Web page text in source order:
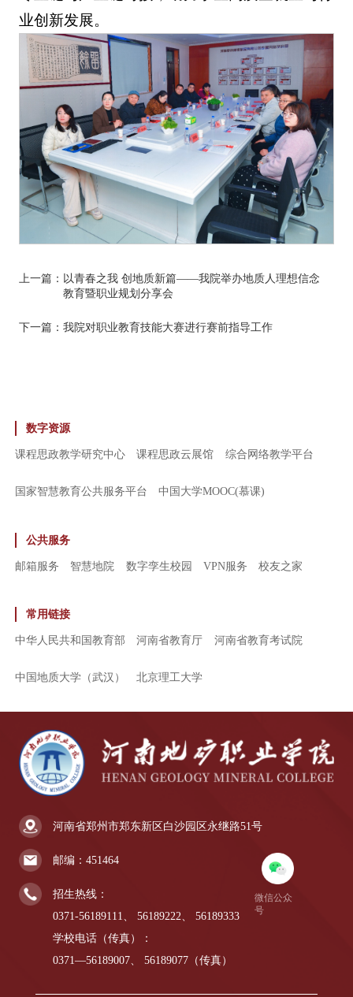
业创新发展。
上一篇： 以青春之我 创地质新篇——我院举办地质人理想信念
教育暨职业规划分享会
下一篇： 我院对职业教育技能大赛进行赛前指导工作
河南省郑州市郑东新区白沙园区永继路51号
邮编：451464
招生热线：
0371-56189111、
56189222、
56189333
学校电话（传真）：
0371—56189007、
56189077（传真）
数字资源
课程思政教学研究中心 课程思政云展馆 综合网络教学平台
国家智慧教育公共服务平台 中国大学MOOC(慕课)
公共服务
邮箱服务 智慧地院 数字孪生校园 VPN服务 校友之家
常用链接
中华人民共和国教育部 河南省教育厅 河南省教育考试院
中国地质大学（武汉） 北京理工大学
微信公众
号